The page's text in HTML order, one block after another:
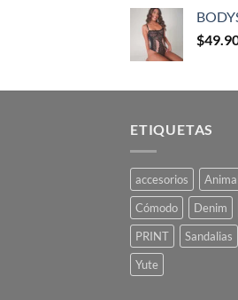
$
ETIQUETAS
accesorios
Cómodo
Denim
PRINT
Sandalias
Yute